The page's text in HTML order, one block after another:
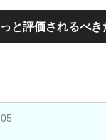
と評価されるべ